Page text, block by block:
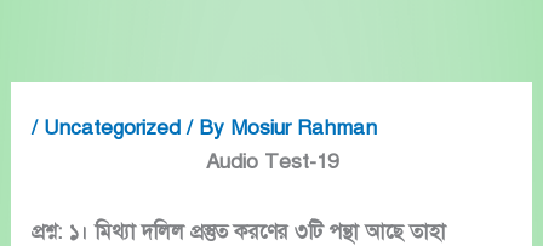
/ Uncategorized/ By Mosiur Rahman
Audio Test-19
প্রশ্ন: ১। মিথ্যা দলিল প্রস্তুত করণের ৩টি পন্থা আছে তাহা